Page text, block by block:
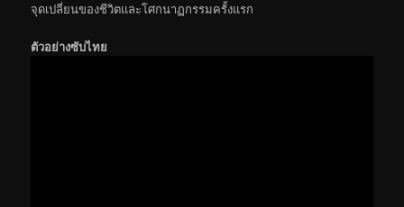
จุดเปลี่ยนของชีวิตและโศกนาฏกรรมครั้งแรก
ตัวอย่างซับไทย